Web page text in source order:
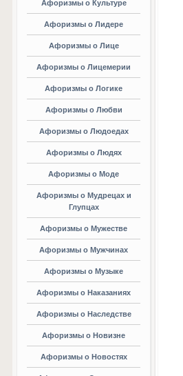
Афоризмы о Культуре
Афоризмы о Лидере
Афоризмы о Лице
Афоризмы о Лицемерии
Афоризмы о Логике
Афоризмы о Любви
Афоризмы о Людоедах
Афоризмы о Людях
Афоризмы о Моде
Афоризмы о Мудрецах и
Глупцах
Афоризмы о Мужестве
Афоризмы о Мужчинах
Афоризмы о Музыке
Афоризмы о Наказаниях
Афоризмы о Наследстве
Афоризмы о Новизне
Афоризмы о Новостях